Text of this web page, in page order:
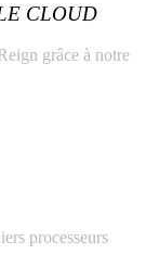
CLOUD
grâce à notre
processeurs